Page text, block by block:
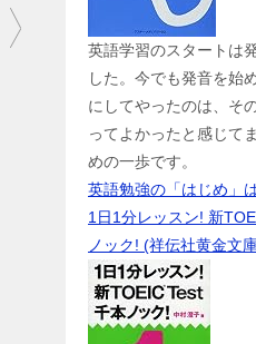
英語学習のスタートは
した。今でも発音を始
にしてやったのは、そ
ってよかったと感じて
めの一歩です。
英語勉強の「はじめ」
1日1分レッスン! 新
ノック! (祥伝社黄金文